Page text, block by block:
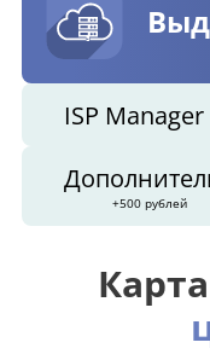
ISP
+500 рублей